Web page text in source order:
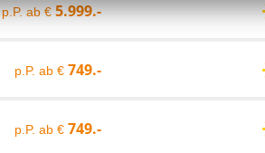
p.P. ab €5.999.-
p.P. ab €749.-
p.P. ab €749.-